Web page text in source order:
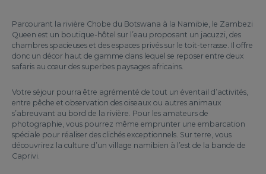
Parcourant la rivière Chobe du Botswana à la Namibie, le Zambezi
Queen est un boutique-hôtel sur l’eau proposant un jacuzzi, des
chambres spacieuses et des espaces privés sur le toit-terrasse. Il offre
donc un décor haut de gamme dans lequel se reposer entre deux
safaris au cœur des superbes paysages africains.
Votre séjour pourra être agrémenté de tout un éventail d’activités,
entre pêche et observation des oiseaux ou autres animaux
s’abreuvant au bord de la rivière. Pour les amateurs de
photographie, vous pourrez même emprunter une embarcation
spéciale pour réaliser des clichés exceptionnels. Sur terre, vous
découvrirez la culture d’un village namibien à l’est de la bande de
Caprivi.